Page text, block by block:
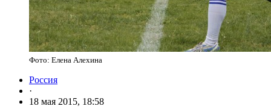
Фото: Елена Алехина
Россия
·
18 мая 2015, 18:58